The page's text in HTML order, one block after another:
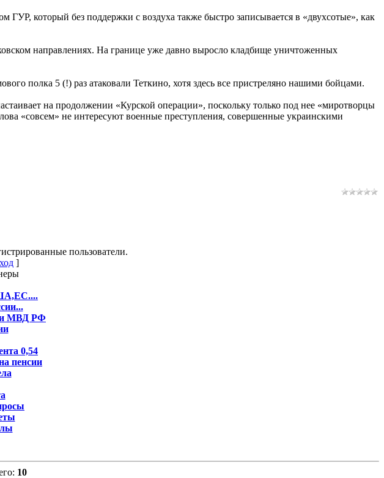
который без поддержки с воздуха также быстро записывается в «двухсотые», как
направлениях. На границе уже давно выросло кладбище уничтоженных
полка 5 (!) раз атаковали Теткино, хотя здесь все пристреляно нашими бойцами.
на продолжении «Курской операции», поскольку только под нее «миротворцы
«совсем» не интересуют военные преступления, совершенные украинскими
пользователи.
]
и МВД РФ
0,54
пенсии
10